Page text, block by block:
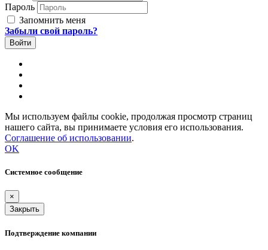
Пароль
Запомнить меня
Забыли свой пароль?
Мы используем файлы cookie, продолжая просмотр страниц
нашего сайта, вы принимаете условия его использования.
Соглашение об использовании.
OK
Системное сообщение
×
Закрыть
Подтверждение компании